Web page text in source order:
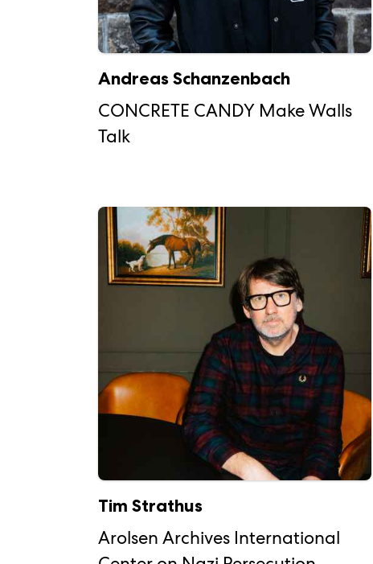
Andreas Schanzenbach
CONCRETE CANDY Make Walls
Talk
Tim Strathus
Arolsen Archives International